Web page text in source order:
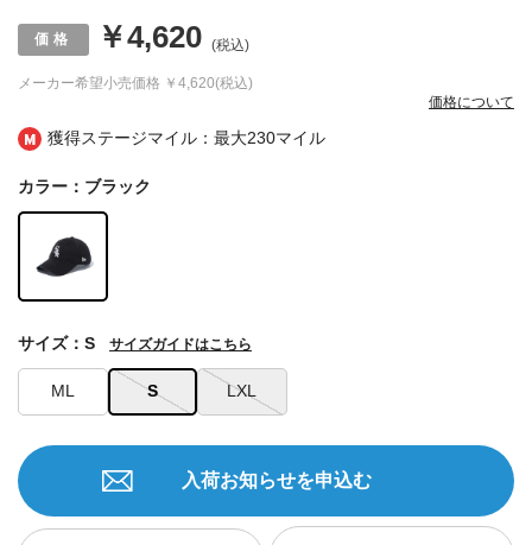
獲得ステージマイル：最大230マイル
メーカー希望小売価格 ￥4,620(税込)
￥4,620 (税込)
価格について
カラー：ブラック
ML S LXL
サイズ：S サイズガイドはこちら
入荷お知らせを申込む